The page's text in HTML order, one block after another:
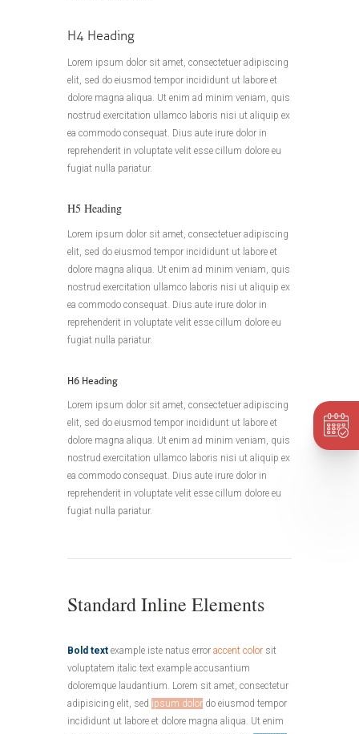
H4 Heading
Lorem ipsum dolor sit amet, consectetuer adipiscing
elit, sed do eiusmod tempor incididunt ut labore et
dolore magna aliqua. Ut enim ad minim veniam, quis
nostrud exercitation ullamco laboris nisi ut aliquip ex
ea commodo consequat. Dius aute irure dolor in
reprehenderit in voluptate velit esse cillum dolore eu
fugiat nulla pariatur.
H5 Heading
Lorem ipsum dolor sit amet, consectetuer adipiscing
elit, sed do eiusmod tempor incididunt ut labore et
dolore magna aliqua. Ut enim ad minim veniam, quis
nostrud exercitation ullamco laboris nisi ut aliquip ex
ea commodo consequat. Dius aute irure dolor in
reprehenderit in voluptate velit esse cillum dolore eu
fugiat nulla pariatur.
H6 Heading
Lorem ipsum dolor sit amet, consectetuer adipiscing
elit, sed do eiusmod tempor incididunt ut labore et
dolore magna aliqua. Ut enim ad minim veniam, quis
nostrud exercitation ullamco laboris nisi ut aliquip ex
ea commodo consequat. Dius aute irure dolor in
reprehenderit in voluptate velit esse cillum dolore eu
fugiat nulla pariatur.
Standard Inline Elements
Bold text example iste natus error accent color sit
voluptatem italic text example accusantium
doloremque laudantium. Lorem sit amet, consectetur
adipisicing elit, sed ipsum dolor do eiusmod tempor
incididunt ut labore et dolore magna aliqua. Ut enim